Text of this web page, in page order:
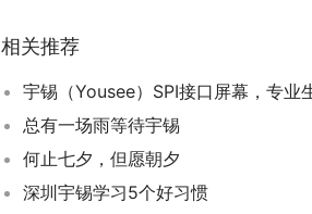
相关推荐
宇锡（Yousee）SPI接口屏幕，专业
总有一场雨等待宇锡
何止七夕，但愿朝夕
深圳宇锡学习5个好习惯